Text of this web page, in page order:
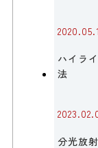
ハイラ
法
分光放